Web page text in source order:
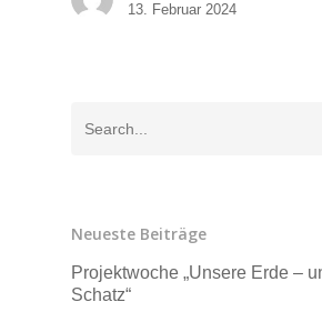
13. Februar 2024
Neueste Beiträge
Projektwoche „Unsere Erde –
Schatz“